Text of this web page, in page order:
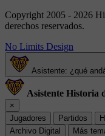
Copyright 2005 - 2026
derechos reservados.
No Limits Design
Asistente: ¿qué
Asistente Historia
×
Jugadores
Partidos
Archivo Digital
Más